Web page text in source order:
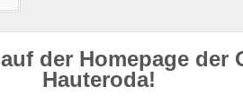
auf der Homepage der
Hauteroda!